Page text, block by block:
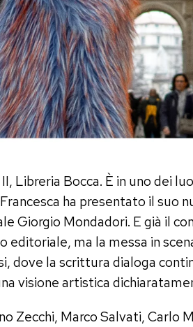
Libreria Bocca. È in uno dei
ha presentato il suo
Giorgio Mondadori. E già il
ma la messa in
dove la scrittura dialoga
visione artistica
Zecchi, Marco Salvati, Carlo